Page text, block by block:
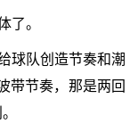
了。
球队创造节奏和潮
带节奏，那是两回